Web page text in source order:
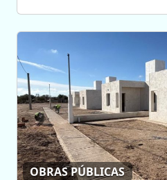
OBRAS PÚBLICAS